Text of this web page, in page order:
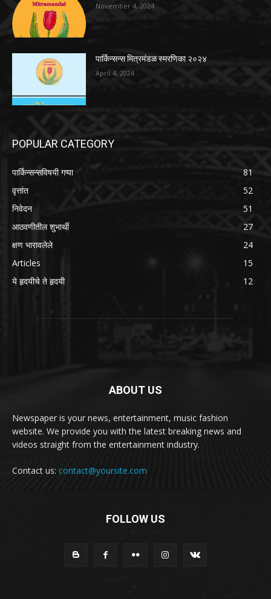
November 4, 2024
पार्किन्सन्स मित्रमंडळ स्मरणिका २०२४
April 4, 2024
POPULAR CATEGORY
पार्किन्सन्सविषयी गप्पा
81
वृत्तांत
52
निवेदन
51
आठवणीतील शुभार्थी
27
क्षण भारावलेले
24
Articles
15
ये हृदयीचे ते हृदयी
12
ABOUT US
Newspaper is your news, entertainment, music fashion
website. We provide you with the latest breaking news and
videos straight from the entertainment industry.
Contact us: contact@yoursite.com
FOLLOW US